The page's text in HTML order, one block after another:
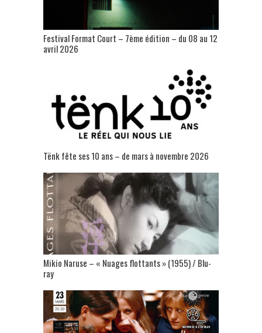
Festival Format Court – 7ème édition – du 08 au 12
avril 2026
Tënk fête ses 10 ans – de mars à novembre 2026
Mikio Naruse – « Nuages flottants » (1955) / Blu-
ray